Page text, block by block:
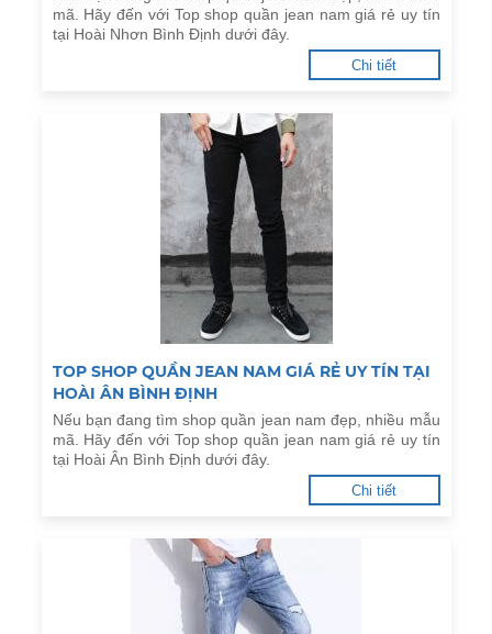
mã. Hãy đến với Top shop quần jean nam giá rẻ uy tín
tại Hoài Nhơn Bình Định dưới đây.
Chi tiết
TOP SHOP QUẦN JEAN NAM GIÁ RẺ UY TÍN TẠI
HOÀI ÂN BÌNH ĐỊNH
Nếu bạn đang tìm shop quần jean nam đẹp, nhiều mẫu
mã. Hãy đến với Top shop quần jean nam giá rẻ uy tín
tại Hoài Ân Bình Định dưới đây.
Chi tiết